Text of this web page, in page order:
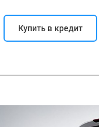
Купить в кредит